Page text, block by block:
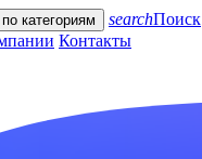
по категориям searchПоиск
Контакты